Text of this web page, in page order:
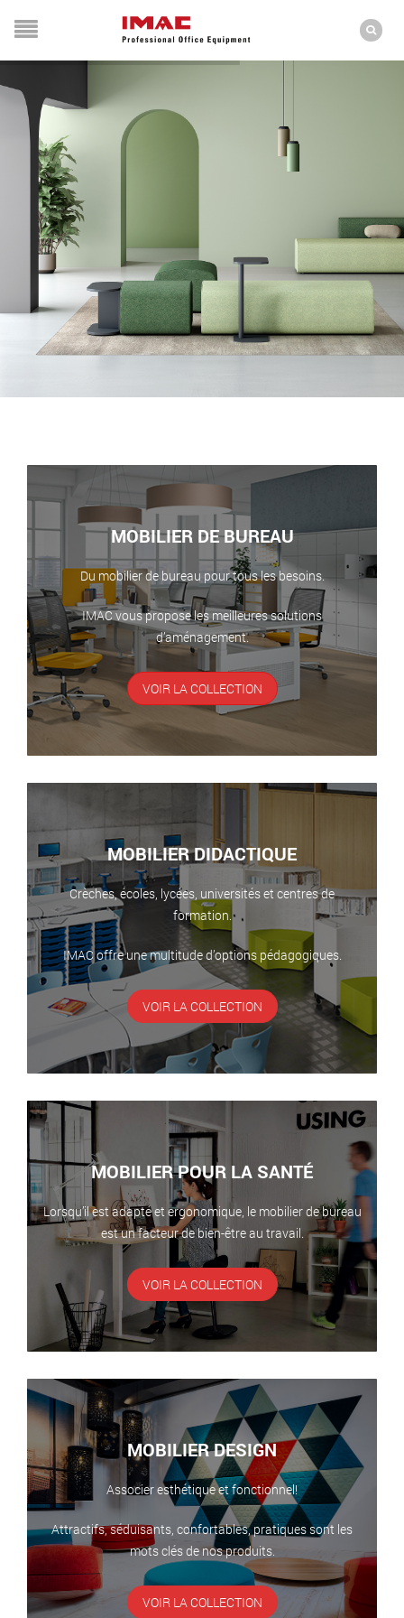
MOBILIER DE BUREAU
Du mobilier de bureau pour tous les besoins.
IMAC vous propose les meilleures solutions
d’aménagement.
VOIR LA COLLECTION
MOBILIER DIDACTIQUE
Crèches, écoles, lycées, universités et centres de
formation.
IMAC offre une multitude d’options pédagogiques.
VOIR LA COLLECTION
MOBILIER POUR LA SANTÉ
Lorsqu’il est adapté et ergonomique, le mobilier de bureau
est un facteur de bien-être au travail.
VOIR LA COLLECTION
MOBILIER DESIGN
Associer esthétique et fonctionnel!
Attractifs, séduisants, confortables, pratiques sont les
mots clés de nos produits.
VOIR LA COLLECTION